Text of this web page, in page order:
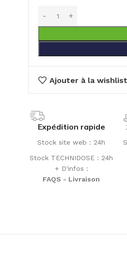
Ajouter à la
Expédition rapide
Stock site web : 24h
Stock TECHNIDOSE : 24h
+ D'infos :
FAQS - Livraison